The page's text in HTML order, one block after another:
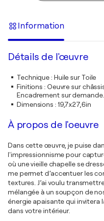
Information
Détails de l'œuvre
Technique: Huile sur Toile
Finitions : Oeuvre sur
Encadrement sur demande.
Dimensions : 19,7x27,6in
À propos de l'oeuvre
Dans cette œuvre, je puise
l'impressionnisme pour
où une vieille chapelle se
me permet d’accentuer les
textures. J’ai voulu
mélangée à un soupçon de
énergie apaisante qui invitera
dans votre intérieur.